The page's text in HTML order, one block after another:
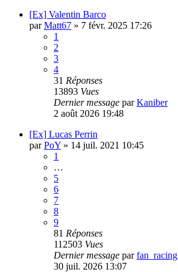
[Ex] Valentin Barco
parMatt67 » 7 févr. 2025 17:26
1
2
3
4
31 Réponses
13893 Vues
Dernier message parKaniber
2 août 2026 19:48
[Ex] Lucas Perrin
parPoY » 14 juil. 2021 10:45
1
…
5
6
7
8
9
81 Réponses
112503 Vues
Dernier message parfan_racing
30 juil. 2026 13:07